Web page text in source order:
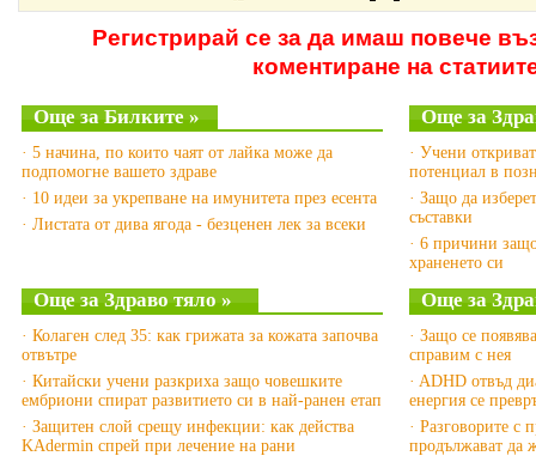
Регистрирай се за да имаш повече
коментиране на
Още за Билките »
· 5 начина, по които чаят от лайка може да
подпомогне вашето здраве
· 10 идеи за укрепване на имунитета през есента
· Листата от дива ягода - безценен лек за всеки
Още за
· Учени
потенциал в
· Защо да
съставки
· 6 причини
храненето си
Още за Здраво тяло »
· Колаген след 35: как грижата за кожата започва
отвътре
· Китайски учени разкриха защо човешките
ембриони спират развитието си в най-ранен етап
· Защитен слой срещу инфекции: как действа
KAdermin спрей при лечение на рани
Още за
· Защо се
справим с нея
· ADHD отвъд
енергия се
· Разговорите с
продължават да